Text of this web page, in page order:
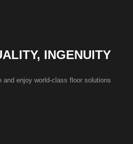
INGENUITY
enjoy world-class floor solutions. ”